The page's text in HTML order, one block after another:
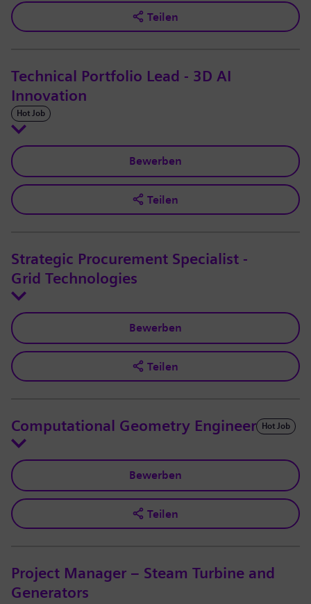
Teilen
Technical Portfolio Lead - 3D AI
Innovation
Hot Job
Bewerben
Teilen
Strategic Procurement Specialist -
Grid Technologies
Bewerben
Teilen
Computational Geometry Engineer Hot Job
Bewerben
Teilen
Project Manager – Steam Turbine and
Generators